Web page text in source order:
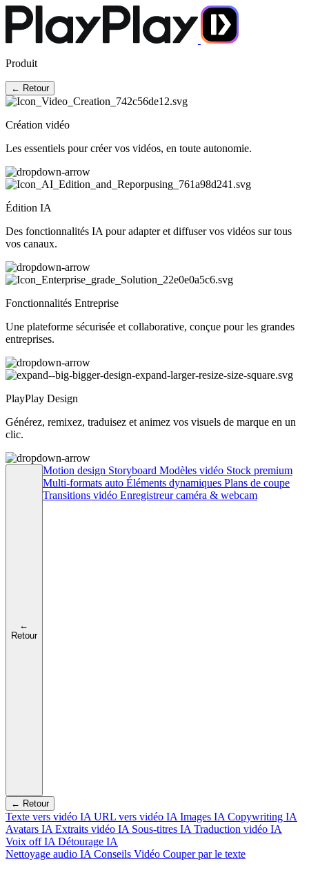
Produit
← Retour
Création vidéo
Les essentiels pour créer vos vidéos, en toute autonomie.
Édition IA
Des fonctionnalités IA pour adapter et diffuser vos vidéos sur tous
vos canaux.
Fonctionnalités Entreprise
Une plateforme sécurisée et collaborative, conçue pour les grandes
entreprises.
PlayPlay Design
Générez, remixez, traduisez et animez vos visuels de marque en un
clic.
←
Retour
Motion design Storyboard Modèles vidéo Stock premium
Multi-formats auto Éléments dynamiques Plans de coupe
Transitions vidéo Enregistreur caméra & webcam
← Retour
Texte vers vidéo IA URL vers vidéo IA Images IA Copywriting IA
Avatars IA Extraits vidéo IA Sous-titres IA Traduction vidéo IA
Voix off IA Détourage IA
Nettoyage audio IA Conseils Vidéo Couper par le texte